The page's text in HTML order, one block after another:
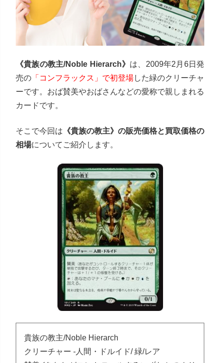
《貴族の教主/Noble Hierarch》 は、2009年2月6日発
売の 「コンフラックス」で初登場した緑のクリーチャ
ーです。おば賛美やおばさんなどの愛称で親しまれる
カードです。
そこで今回は 《貴族の教主》の販売価格と買取価格の
相場についてご紹介します。
貴族の教主/Noble Hierarch
クリーチャー -人間・ドルイド/ 緑/レア